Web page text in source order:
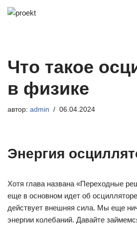
Что такое
в физике
автор: admin 06.04.2024
Энергия
Хотя глава названа «Переходные
еще в основном идет об
действует внешняя сила. Мы еще
энергии колебаний. Давайте